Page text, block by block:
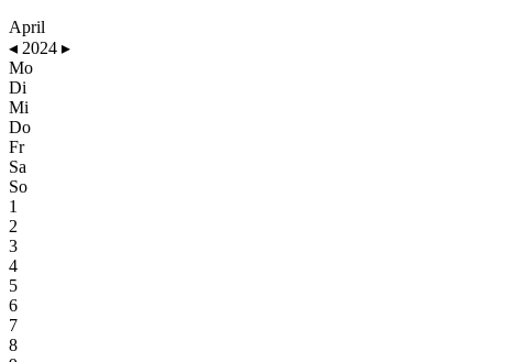
April
◂ 2024 ▸
Mo
Di
Mi
Do
Fr
Sa
So
1
2
3
4
5
6
7
8